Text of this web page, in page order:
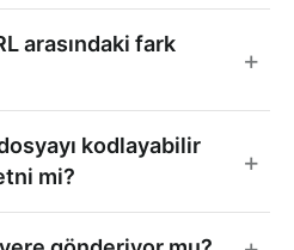
arasındaki fark
kodlayabilir
mi?